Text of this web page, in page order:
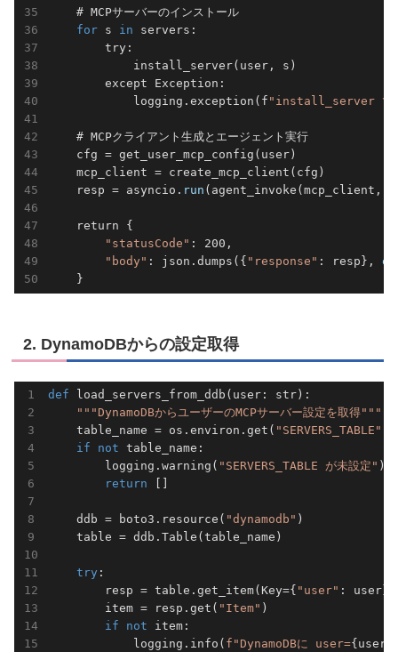
    # MCPサーバーのインストール
for s in servers:
        try:
            install_server(user, s)
        except Exception:
            logging.exception(f
"install_server で
    # MCPクライアント生成とエージェント実行
    cfg = get_user_mcp_config(user)
    mcp_client = create_mcp_client(cfg)
    resp = asyncio.
run (agent_invoke(mcp_client,
    return {
"statusCode" : 200,
"body" : json.dumps({ "response" : resp},
2. DynamoDBからの設定取得
def load_servers_from_ddb (user: str) :
"""DynamoDBからユーザーのMCPサーバー設定を取得"""
    table_name = os.environ.get(
"SERVERS_TABLE"
if
not table_name:
        logging.warning(
"SERVERS_TABLE が未設定" )
return
    ddb = boto3.resource(
"dynamodb" )
    table = ddb.Table(table_name)
try :
        resp = table.get_item(Key={
"user" : user})
        item = resp.get(
"Item" )
if
not item:
            logging.info(
f"DynamoDBに user={user}